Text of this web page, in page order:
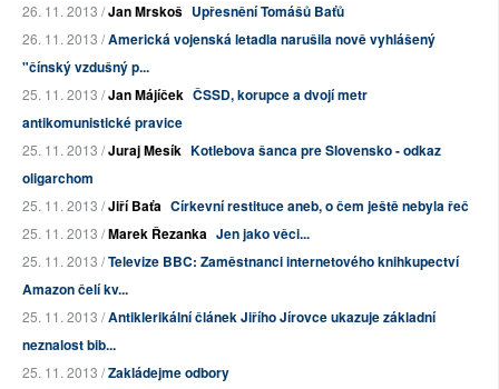
26. 11. 2013 /Jan Mrskoš Upřesnění Tomášů Baťů
26. 11. 2013 /Americká vojenská letadla narušila nově vyhlášený
"čínský vzdušný p...
25. 11. 2013 /Jan Májíček ČSSD, korupce a dvojí metr
antikomunistické pravice
25. 11. 2013 /Juraj Mesík Kotlebova šanca pre Slovensko - odkaz
oligarchom
25. 11. 2013 /Jiří Baťa Církevní restituce aneb, o čem ještě nebyla řeč
25. 11. 2013 /Marek Řezanka Jen jako věci...
25. 11. 2013 /Televize BBC: Zaměstnanci internetového knihkupectví
Amazon čelí kv...
25. 11. 2013 /Antiklerikální článek Jiřího Jírovce ukazuje základní
neznalost bib...
25. 11. 2013 /Zakládejme odbory